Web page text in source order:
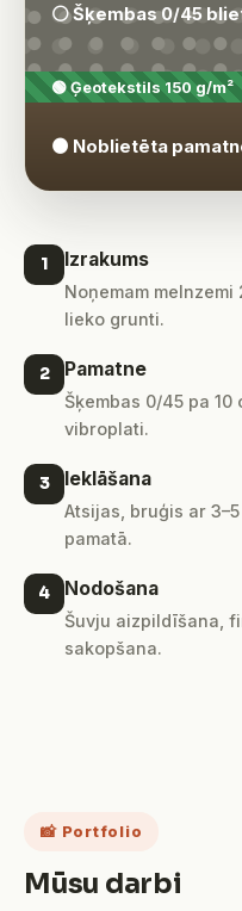
⚪ Šķembas 0/45
🟢 Ģeotekstils 150 g/m²
🟤 Noblietēta
1 Izrakums
Noņemam
lieko grunti.
2 Pamatne
Šķembas 0/45 pa
vibroplati.
3 Ieklāšana
Atsijas, bruģis ar
pamatā.
4 Nodošana
Šuvju aizpildīšana,
sakopšana.
📸 Portfolio
Mūsu darbi